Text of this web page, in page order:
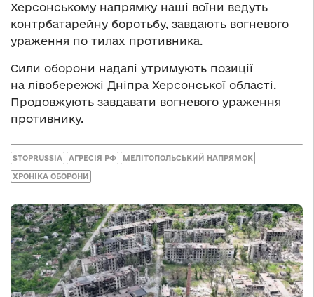
Херсонському напрямку наші воїни ведуть
контрбатарейну боротьбу, завдають вогневого
ураження по тилах противника.
Сили оборони надалі утримують позиції
на лівобережжі Дніпра Херсонської області.
Продовжують завдавати вогневого ураження
противнику.
STOPRUSSIA АГРЕСІЯ РФ МЕЛІТОПОЛЬСЬКИЙ НАПРЯМОК
ХРОНІКА ОБОРОНИ